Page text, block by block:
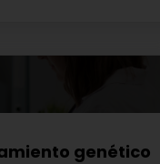
genético